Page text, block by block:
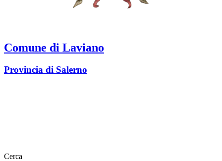
Comune di Laviano
Provincia di Salerno
Cerca